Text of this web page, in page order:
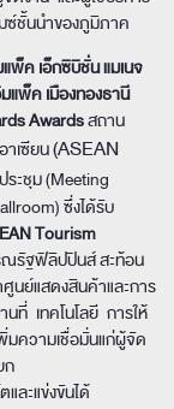
ซ์ชั้นนำของภูมิภาค
ค เอ็กซิบิชั่น แมเนจ
แพ็ค เมืองทองธานี
Awardsสถาน
เซียน(ASEAN
ระชุม (Meeting
ซึ่งได้รับ
Tourism
ณรัฐฟิลิปปินส์ สะท้อน
นย์แสดงสินค้าและการ
ที่ เทคโนโลยี การให้
ความเชื่อมั่นแก่ผู้จัด
ก
ละแข่งขันได้